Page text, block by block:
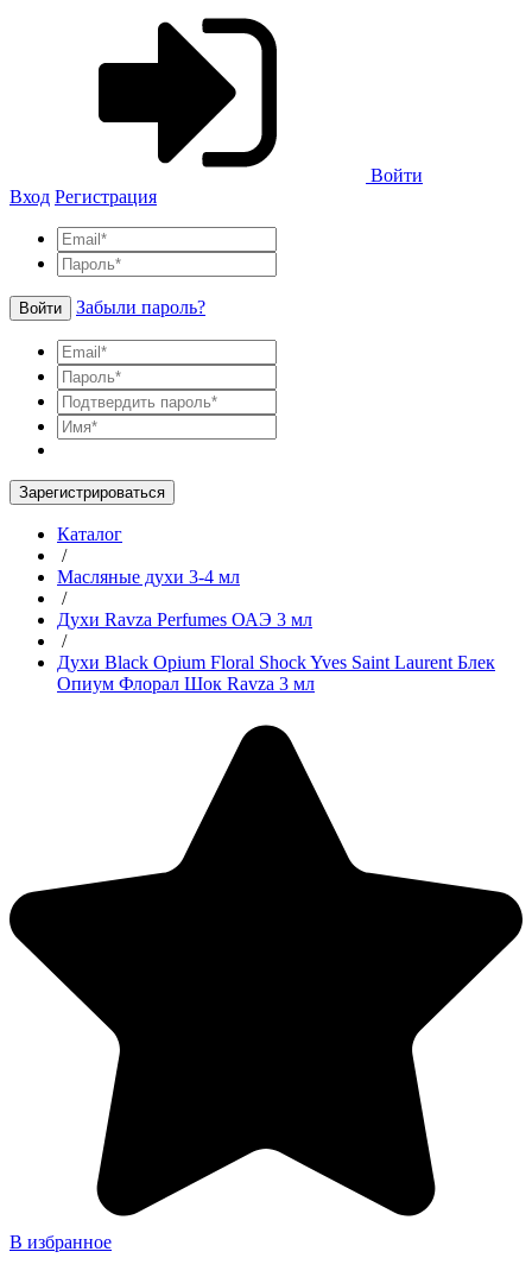
Войти
Вход Регистрация
Войти Забыли пароль?
Зарегистрироваться
Каталог
/
Масляные духи 3-4 мл
/
Духи Ravza Perfumes ОАЭ 3 мл
/
Духи Black Opium Floral Shock Yves Saint Laurent Блек
Опиум Флорал Шок Ravza 3 мл
В избранное